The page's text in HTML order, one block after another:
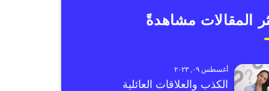
المقالات مشاهدةً
أغسطس ٠٩, ٢٠٢٣
الكذب والعلاقات العائلية